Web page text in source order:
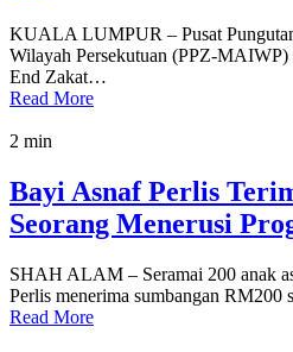
KUALA LUMPUR – Pusat
Wilayah Persekutuan (PPZ-MAIWP)
End Zakat…
Read More
2 min
Bayi Asnaf Perlis
Seorang Menerusi
SHAH ALAM – Seramai 200 anak
Perlis menerima sumbangan RM200
Read More